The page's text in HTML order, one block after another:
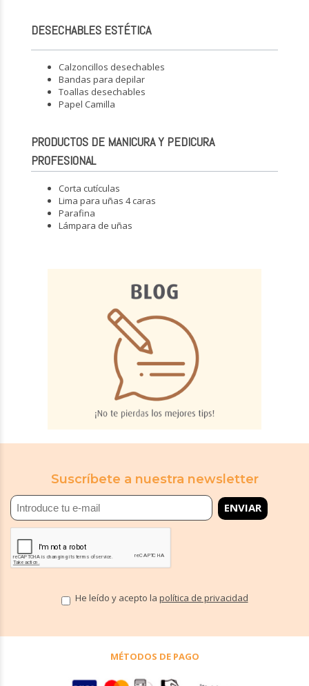
DESECHABLES ESTÉTICA
Calzoncillos desechables
Bandas para depilar
Toallas desechables
Papel Camilla
PRODUCTOS DE MANICURA Y PEDICURA
PROFESIONAL
Corta cutículas
Lima para uñas 4 caras
Parafina
Lámpara de uñas
Suscríbete a nuestra newsletter
He leído y acepto la política de privacidad
MÉTODOS DE PAGO